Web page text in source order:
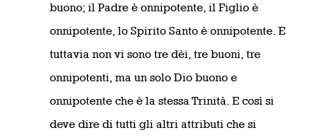
buono; il Padre è onnipotente, il Figlio è
onnipotente, lo Spirito Santo è onnipotente. E
tuttavia non vi sono tre dèi, tre buoni, tre
onnipotenti, ma un solo Dio buono e
onnipotente che è la stessa Trinità. E così si
deve dire di tutti gli altri attributi che si